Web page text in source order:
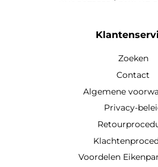
Zoeken
Contact
Algemene
Privacy-
Voordelen